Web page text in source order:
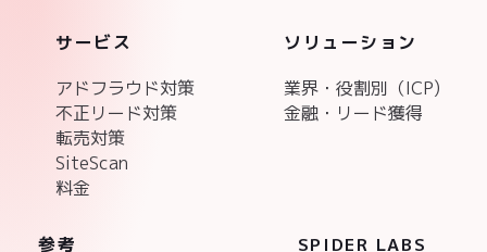
サービス
アドフラウド対策
不正リード対策
転売対策
SiteScan
料金
ソリューション
業界・役割別（ICP)
金融・リード獲得
参考
SPIDER LABS